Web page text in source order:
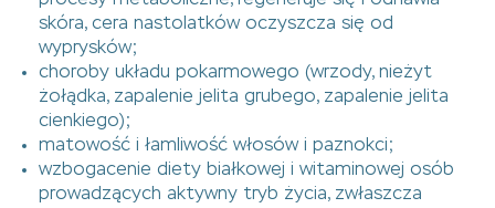
skóra, cera nastolatków oczyszcza się od
wyprysków;
choroby układu pokarmowego (wrzody, nieżyt
żołądka, zapalenie jelita grubego, zapalenie jelita
cienkiego);
matowość i łamliwość włosów i paznokci;
wzbogacenie diety białkowej i witaminowej osób
prowadzących aktywny tryb życia, zwłaszcza